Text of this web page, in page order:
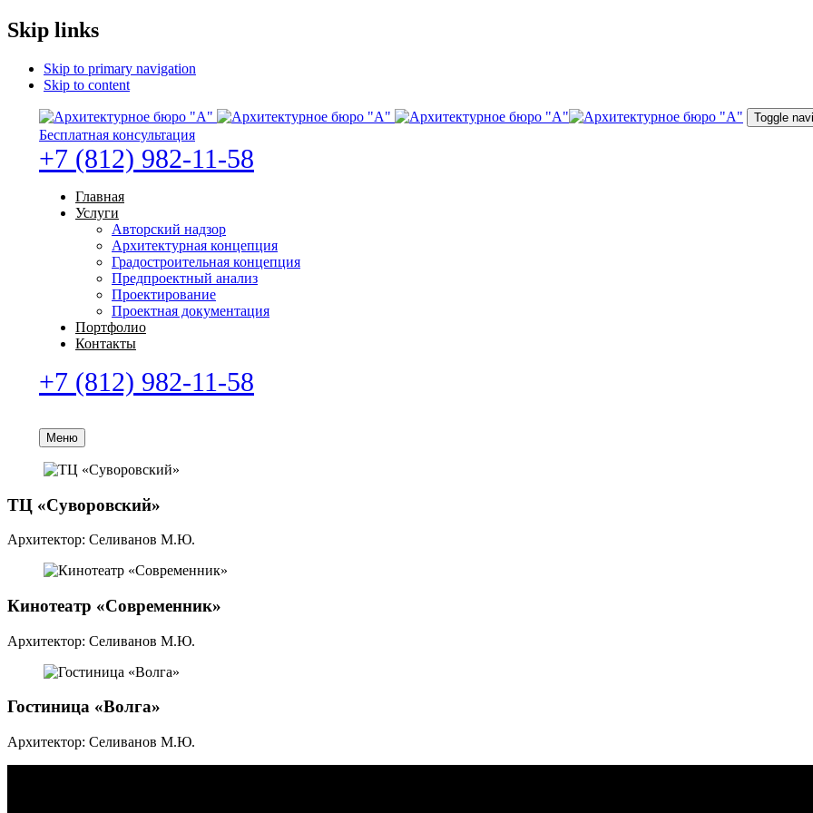
Skip links
Skip to primary navigation
Skip to content
Toggle
Бесплатная консультация
+7 (812) 982-11-58
Главная
Услуги
Авторский надзор
Архитектурная концепция
Градостроительная концепция
Предпроектный анализ
Проектирование
Проектная документация
Портфолио
Контакты
+7 (812) 982-11-58
Меню
ТЦ «Суворовский»
Архитектор: Селиванов М.Ю.
Кинотеатр «Современник»
Архитектор: Селиванов М.Ю.
Гостиница «Волга»
Архитектор: Селиванов М.Ю.